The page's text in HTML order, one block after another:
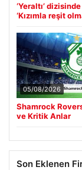
‘Yeraltı’
‘Kızımla reşit
05/08/2026
Shamrock
ve Kritik Anlar
Son Eklenen